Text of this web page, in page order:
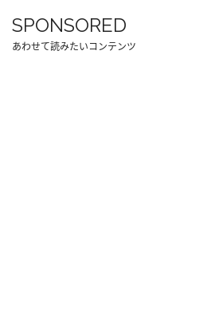
SPONSORED
あわせて読みたいコンテンツ